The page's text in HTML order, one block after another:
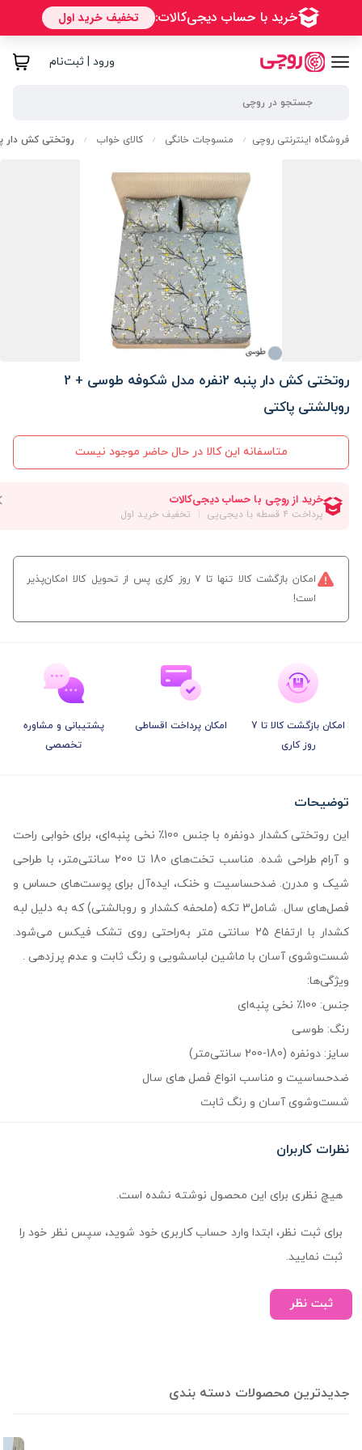
ورود | ثبت‌نام
فروشگاه اینترنتی روچی / منسوجات خانگی / کالای خواب / روتختی کش دار پنبه 2نفره مدل شکوفه طوسی + 2
روتختی کش دار پنبه 2نفره مدل شکوفه طوسی + 2
روبالشتی پاکتی
متاسفانه این کالا در حال حاضر موجود نیست
امکان بازگشت کالا تنها تا ۷ روز کاری پس از تحویل کالا امکان‌پذیر
است!
امکان بازگشت کالا تا 7
روز کاری
امکان پرداخت اقساطی
پشتیبانی و مشاوره
تخصصی
توضیحات
این روتختی کشدار دونفره با جنس 100٪ نخی پنبه‌ای، برای خوابی راحت
و آرام طراحی شده. مناسب تخت‌های 180 تا 200 سانتی‌متر، با طراحی
شیک و مدرن. ضدحساسیت و خنک، ایده‌آل برای پوست‌های حساس و
فصل‌های سال. شامل3 تکه (ملحفه کشدار و روبالشتی) که به دلیل لبه
کشدار با ارتفاع 25 سانتی متر به‌راحتی روی تشک فیکس می‌شود.
شست‌وشوی آسان با ماشین لباسشویی و رنگ ثابت و عدم پرزدهی .
ویژگی‌ها:
جنس: 100٪ نخی پنبه‌ای
رنگ: طوسی
سایز: دونفره (180-200 سانتی‌متر)
ضدحساسیت و مناسب انواع فصل های سال
شست‌وشوی آسان و رنگ ثابت
نظرات کاربران
هیچ نظری برای این محصول نوشته نشده است.
برای ثبت نظر، ابتدا وارد حساب کاربری خود شوید، سپس نظر خود را
ثبت نمایید.
ثبت نظر
جدیدترین محصولات دسته بندی